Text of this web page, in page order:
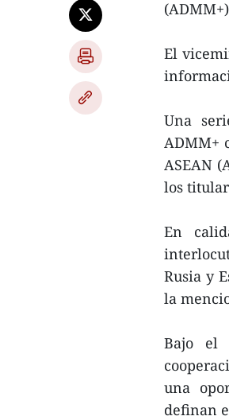
El
Una
ADMM+
ASEAN
los
En
Rusia y
la
Bajo el
una
definan